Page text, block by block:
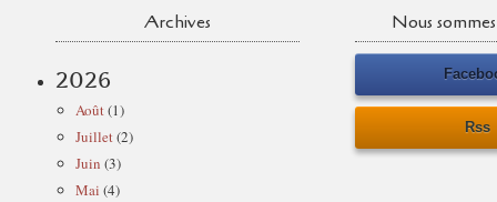
Archives
2026
Août(1)
Juillet(2)
Juin (3)
Mai (4)
Nous
Rss